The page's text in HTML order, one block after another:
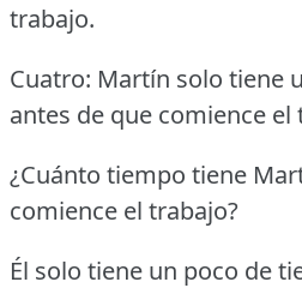
trabajo.
Cuatro: Martín solo tiene
antes de que comience el
¿Cuánto tiempo tiene
comience el trabajo?
Él solo tiene un poco de